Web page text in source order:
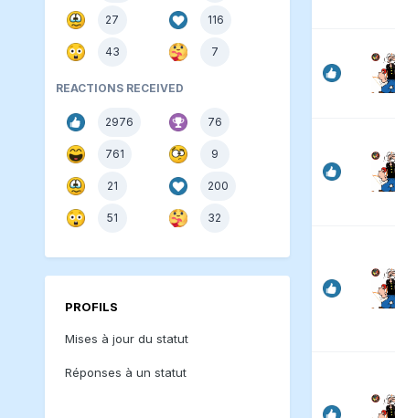
27 116
43 7
REACTIONS RECEIVED
2976 76
761 9
21 200
51 32
PROFILS
Mises à jour du statut
Réponses à un statut